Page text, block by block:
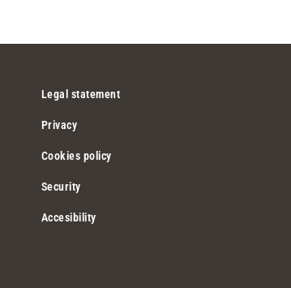
Legal statement
Privacy
Cookies policy
Security
Accesibility